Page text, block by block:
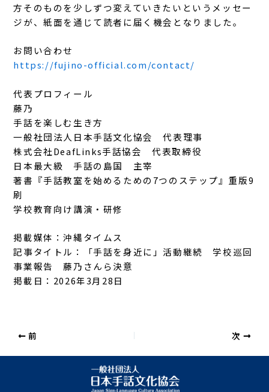
方そのものを少しずつ変えていきたいというメッセー
ジが、紙面を通じて読者に届く機会となりました。
お問い合わせ
https://fujino-official.com/contact/
代表プロフィール
藤乃
手話を楽しむ生き方
一般社団法人日本手話文化協会 代表理事
株式会社DeafLinks手話協会 代表取締役
日本最大級 手話の島国 主宰
著書『手話教室を始めるための7つのステップ』重版9
刷
学校教育向け講演・研修
掲載媒体：沖縄タイムス
記事タイトル：「手話を身近に」活動継続 学校巡回
事業報告 藤乃さんら決意
掲載日：2026年3月28日
前 次